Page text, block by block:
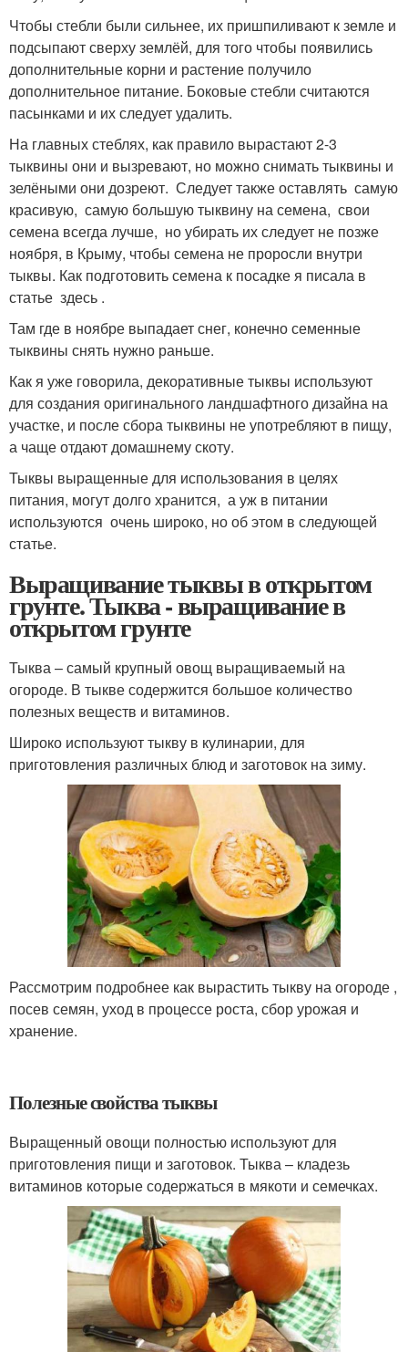
Чтобы стебли были сильнее, их пришпиливают к земле и
подсыпают сверху землёй, для того чтобы появились
дополнительные корни и растение получило
дополнительное питание. Боковые стебли считаются
пасынками и их следует удалить.
На главных стеблях, как правило вырастают 2-3
тыквины они и вызревают, но можно снимать тыквины и
зелёными они дозреют. Следует также оставлять самую
красивую, самую большую тыквину на семена, свои
семена всегда лучше, но убирать их следует не позже
ноября, в Крыму, чтобы семена не проросли внутри
тыквы. Как подготовить семена к посадке я писала в
статье здесь .
Там где в ноябре выпадает снег, конечно семенные
тыквины снять нужно раньше.
Как я уже говорила, декоративные тыквы используют
для создания оригинального ландшафтного дизайна на
участке, и после сбора тыквины не употребляют в пищу,
а чаще отдают домашнему скоту.
Тыквы выращенные для использования в целях
питания, могут долго хранится, а уж в питании
используются очень широко, но об этом в следующей
статье.
Выращивание тыквы в открытом
грунте. Тыква - выращивание в
открытом грунте
Тыква – самый крупный овощ выращиваемый на
огороде. В тыкве содержится большое количество
полезных веществ и витаминов.
Широко используют тыкву в кулинарии, для
приготовления различных блюд и заготовок на зиму.
Рассмотрим подробнее как вырастить тыкву на огороде ,
посев семян, уход в процессе роста, сбор урожая и
хранение.
Полезные свойства тыквы
Выращенный овощи полностью используют для
приготовления пищи и заготовок. Тыква – кладезь
витаминов которые содержаться в мякоти и семечках.